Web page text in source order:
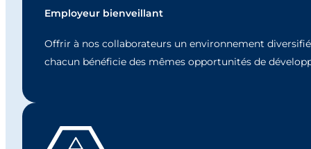
Employeur bienveillant
Offrir à nos collaborateurs un environnement
chacun bénéficie des mêmes opportunités de